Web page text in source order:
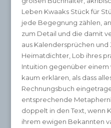
Leben Kwaaks Stück für
jede Begegnung zählen,
zum Detail und die damit
aus Kalendersprüchen
Heimatdichter, Lob ihres
Intuition gegenüber
kaum erklären, als dass
Rechnungsbuch
entsprechende
doppelt in den Text, wenn
ihrem ewigen Bekannten